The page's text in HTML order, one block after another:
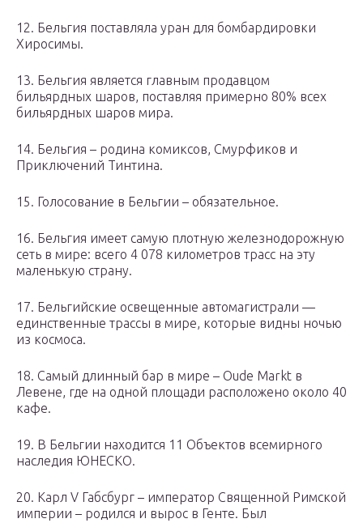
12. Бельгия поставляла уран для бомбардировки
Хиросимы.
13. Бельгия является главным продавцом
бильярдных шаров, поставляя примерно 80% всех
бильярдных шаров мира.
14. Бельгия – родина комиксов, Смурфиков и
Приключений Тинтина.
15. Голосование в Бельгии – обязательное.
16. Бельгия имеет самую плотную железнодорожную
сеть в мире: всего 4 078 километров трасс на эту
маленькую страну.
17. Бельгийские освещенные автомагистрали —
единственные трассы в мире, которые видны ночью
из космоса.
18. Самый длинный бар в мире – Oude Markt в
Левене, где на одной площади расположено около 40
кафе.
19. В Бельгии находится 11 Объектов всемирного
наследия ЮНЕСКО.
20. Карл V Габсбург – император Священной Римской
империи – родился и вырос в Генте. Был